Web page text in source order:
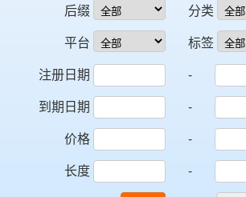
后缀
平台
分类
标签
注册日期
-
到期日期
-
价格
-
长度
-